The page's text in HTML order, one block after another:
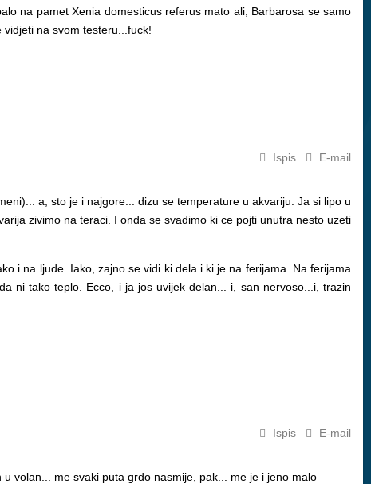
na pamet Xenia domesticus referus mato ali, Barbarosa se samo
na svom testeru...fuck!
Ispis E-mail
a, sto je i najgore... dizu se temperature u akvariju. Ja si lipo u
zivimo na teraci. I onda se svadimo ki ce pojti unutra nesto uzeti
i na ljude. Iako, zajno se vidi ki dela i ki je na ferijama. Na ferijama
ni tako teplo. Ecco, i ja jos uvijek delan... i, san nervoso...i, trazin
Ispis E-mail
volan... me svaki puta grdo nasmije, pak... me je i jeno malo